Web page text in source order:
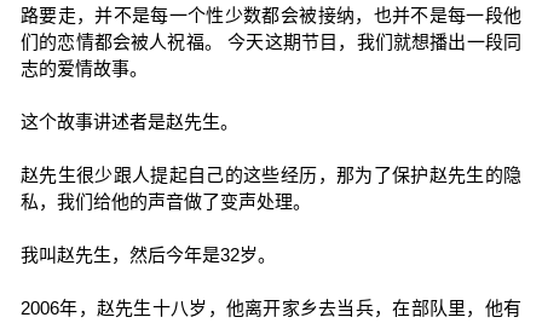
路要走，并不是每一个性少数都会被接纳，也并不是每一段他
们的恋情都会被人祝福。 今天这期节目，我们就想播出一段同
志的爱情故事。
这个故事讲述者是赵先生。
赵先生很少跟人提起自己的这些经历，那为了保护赵先生的隐
私，我们给他的声音做了变声处理。
我叫赵先生，然后今年是32岁。
2006年，赵先生十八岁，他离开家乡去当兵，在部队里，他有